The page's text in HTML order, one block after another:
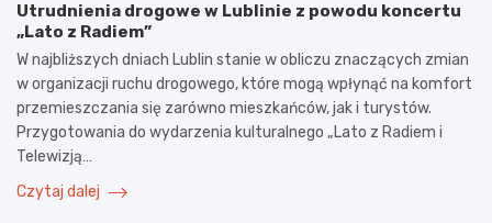
Utrudnienia drogowe w Lublinie z powodu koncertu
„Lato z Radiem”
W najbliższych dniach Lublin stanie w obliczu znaczących zmian
w organizacji ruchu drogowego, które mogą wpłynąć na komfort
przemieszczania się zarówno mieszkańców, jak i turystów.
Przygotowania do wydarzenia kulturalnego „Lato z Radiem i
Telewizją…
Czytaj dalej